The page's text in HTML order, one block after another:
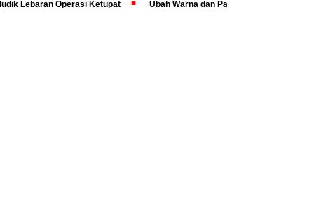
Operasi Ketupat Ubah Warna dan Pasang Pelat Palsu, Pelaku